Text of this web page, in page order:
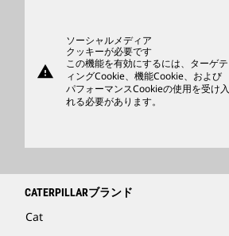
サポート
商品
ディーラを検索する
warning
ソーシャルメディア
クッキーが必要です
この機能を有効にするには、ターゲテ
ィングCookie、機能Cookie、および
パフォーマンスCookieの使用を受け入
れる必要があります。
CATERPILLARブランド
Cat